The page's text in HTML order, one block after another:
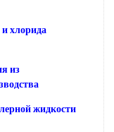
хлорида
из
жидкости